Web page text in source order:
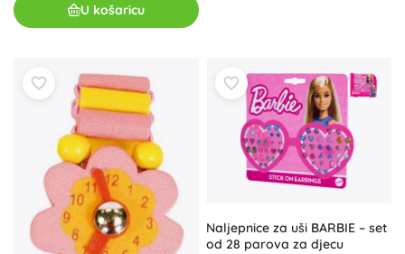
U košaricu
Naljepnice za uši BARBIE – set
od 28 parova za djecu